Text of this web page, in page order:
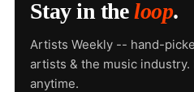
Stay in theloop.
Artists Weekly -- hand-
artists & the music
anytime.